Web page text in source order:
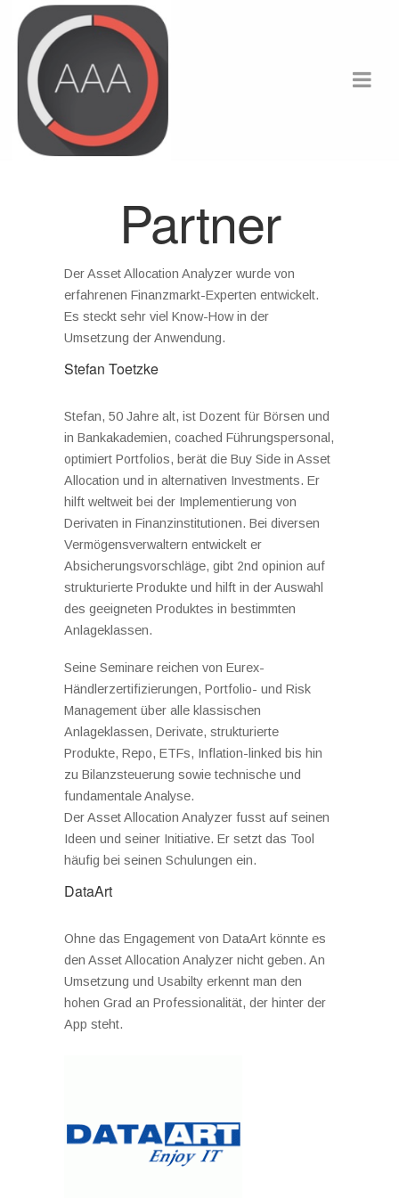
Partner
Der Asset Allocation Analyzer wurde von
erfahrenen Finanzmarkt-Experten entwickelt.
Es steckt sehr viel Know-How in der
Umsetzung der Anwendung.
Stefan Toetzke
Stefan, 50 Jahre alt, ist Dozent für Börsen und
in Bankakademien, coached Führungspersonal,
optimiert Portfolios, berät die Buy Side in Asset
Allocation und in alternativen Investments. Er
hilft weltweit bei der Implementierung von
Derivaten in Finanzinstitutionen. Bei diversen
Vermögensverwaltern entwickelt er
Absicherungsvorschläge, gibt 2nd opinion auf
strukturierte Produkte und hilft in der Auswahl
des geeigneten Produktes in bestimmten
Anlageklassen.
Seine Seminare reichen von Eurex-
Händlerzertifizierungen, Portfolio- und Risk
Management über alle klassischen
Anlageklassen, Derivate, strukturierte
Produkte, Repo, ETFs, Inflation-linked bis hin
zu Bilanzsteuerung sowie technische und
fundamentale Analyse.
Der Asset Allocation Analyzer fusst auf seinen
Ideen und seiner Initiative. Er setzt das Tool
häufig bei seinen Schulungen ein.
DataArt
Ohne das Engagement von DataArt könnte es
den Asset Allocation Analyzer nicht geben. An
Umsetzung und Usabilty erkennt man den
hohen Grad an Professionalität, der hinter der
App steht.